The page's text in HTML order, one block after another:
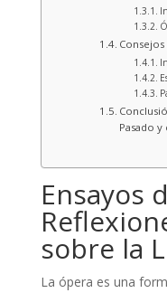
Pasado
Ensayos
sobre la
La ópera es una